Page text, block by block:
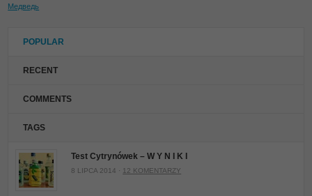
Медведь
POPULAR
RECENT
COMMENTS
TAGS
Test Cytrynówek – W Y N I K I
8 LIPCA 2014 · 12 KOMENTARZY